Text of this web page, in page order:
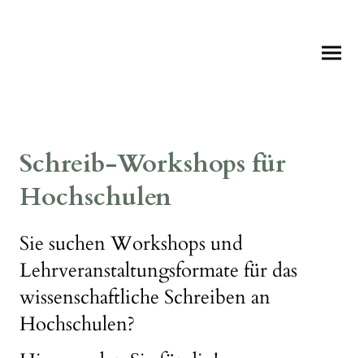
Schreib-Workshops für
Hochschulen
Sie suchen Workshops und
Lehrveranstaltungsformate für das
wissenschaftliche Schreiben an
Hochschulen?